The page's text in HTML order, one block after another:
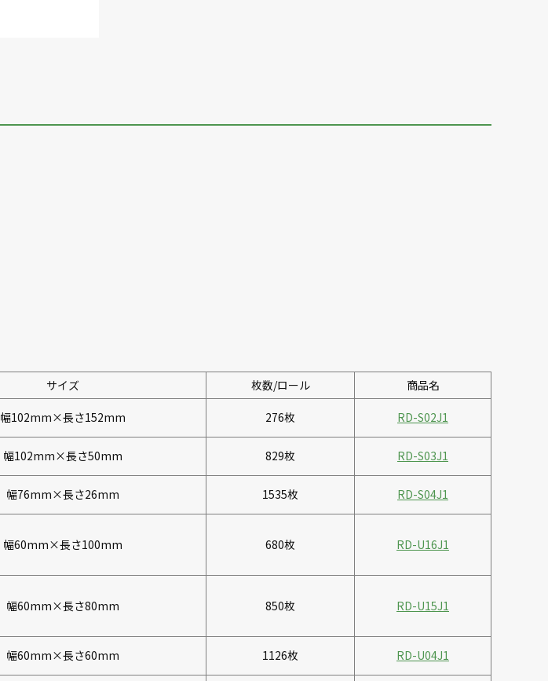
サイズ 枚数/ロール 商品名
幅102mm×長さ152mm 276枚 RD-S02J1
幅102mm×長さ50mm 829枚 RD-S03J1
幅76mm×長さ26mm 1535枚 RD-S04J1
幅60mm×長さ100mm 680枚 RD-U16J1
幅60mm×長さ80mm 850枚 RD-U15J1
幅60mm×長さ60mm 1126枚 RD-U04J1